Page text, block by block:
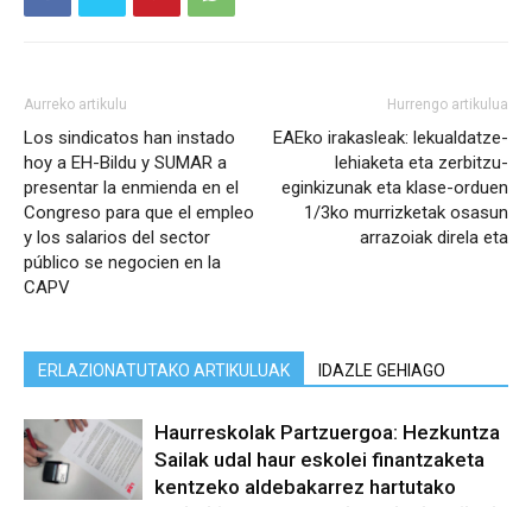
Aurreko artikulu
Los sindicatos han instado
hoy a EH-Bildu y SUMAR a
presentar la enmienda en el
Congreso para que el empleo
y los salarios del sector
público se negocien en la
CAPV
Hurrengo artikulua
EAEko irakasleak: lekualdatze-
lehiaketa eta zerbitzu-
eginkizunak eta klase-orduen
1/3ko murrizketak osasun
arrazoiak direla eta
ERLAZIONATUTAKO ARTIKULUAK IDAZLE GEHIAGO
Haurreskolak Partzuergoa: Hezkuntza
Sailak udal haur eskolei finantzaketa
kentzeko aldebakarrez hartutako